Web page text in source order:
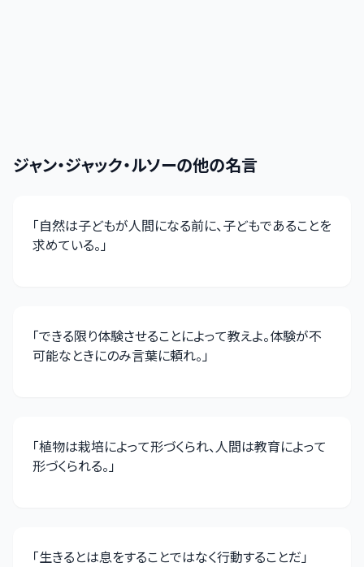
ジャン・ジャック・ルソーの他の名言
「自然は子どもが人間になる前に、子どもであることを
求めている。」
「できる限り体験させることによって教えよ。体験が不
可能なときにのみ言葉に頼れ。」
「植物は栽培によって形づくられ、人間は教育によって
形づくられる。」
「生きるとは息をすることではなく行動することだ」